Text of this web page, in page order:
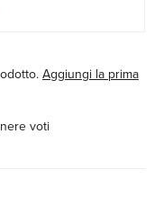
Aggiungi la prima
voti